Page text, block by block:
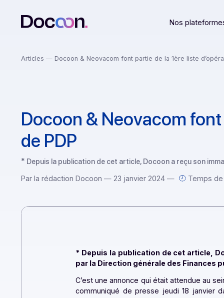
Nos
— Docoon & Neovacom font partie de la 1ère liste
Docoon & Neovacom
de PDP
* Depuis la publication de cet article, Docoon a reçu
* Depuis la publication de cet
par la Direction générale des